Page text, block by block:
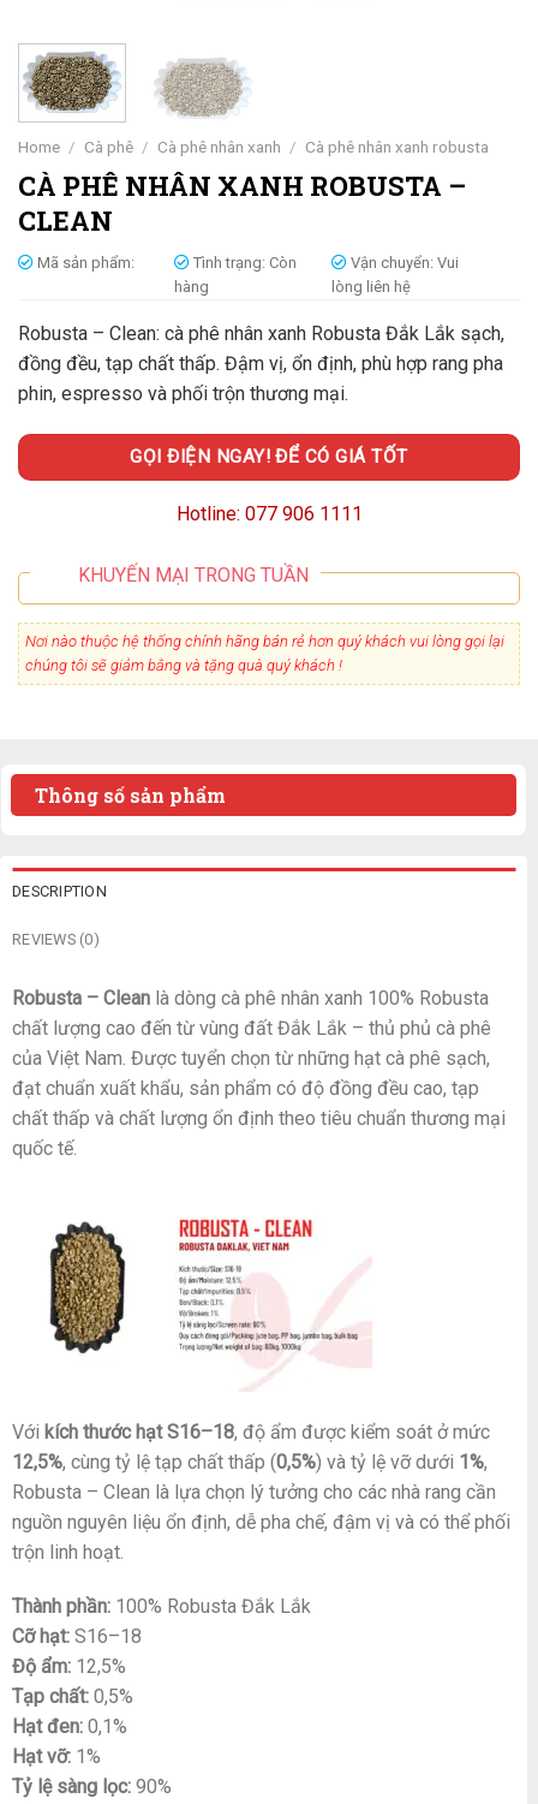
Home / Cà phê / Cà phê nhân xanh / Cà phê nhân xanh robusta
CÀ PHÊ NHÂN XANH ROBUSTA –
CLEAN
Mã sản phẩm: Tình trạng: Còn
hàng
Vận chuyển: Vui
lòng liên hệ
Robusta – Clean: cà phê nhân xanh Robusta Đắk Lắk sạch,
đồng đều, tạp chất thấp. Đậm vị, ổn định, phù hợp rang pha
phin, espresso và phối trộn thương mại.
GỌI ĐIỆN NGAY! ĐỂ CÓ GIÁ TỐT
Hotline: 077 906 1111
KHUYẾN MẠI TRONG TUẦN
Nơi nào thuộc hệ thống chính hãng bán rẻ hơn quý khách vui lòng gọi lại
chúng tôi sẽ giảm bằng và tặng quà quý khách !
Thông số sản phẩm
DESCRIPTION
REVIEWS (0)
Robusta – Clean là dòng cà phê nhân xanh 100% Robusta
chất lượng cao đến từ vùng đất Đắk Lắk – thủ phủ cà phê
của Việt Nam. Được tuyển chọn từ những hạt cà phê sạch,
đạt chuẩn xuất khẩu, sản phẩm có độ đồng đều cao, tạp
chất thấp và chất lượng ổn định theo tiêu chuẩn thương mại
quốc tế.
Với kích thước hạt S16–18, độ ẩm được kiểm soát ở mức
12,5%, cùng tỷ lệ tạp chất thấp (0,5%) và tỷ lệ vỡ dưới 1%,
Robusta – Clean là lựa chọn lý tưởng cho các nhà rang cần
nguồn nguyên liệu ổn định, dễ pha chế, đậm vị và có thể phối
trộn linh hoạt.
Thành phần: 100% Robusta Đắk Lắk
Cỡ hạt: S16–18
Độ ẩm: 12,5%
Tạp chất: 0,5%
Hạt đen: 0,1%
Hạt vỡ: 1%
Tỷ lệ sàng lọc: 90%